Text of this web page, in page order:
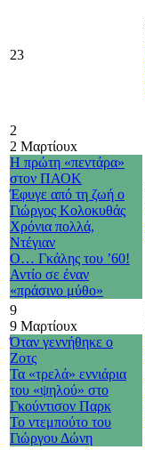
23
2
2 Μαρτίουx
H πρώτη «πεντάρα»
στον ΠΑΟΚ
Έφυγε από τη ζωή ο
Γιώργος Κολοκυθάς
Χρόνια πολλά,
Ντέγιαν
Ο… Γκάλης του ’60!
Αντίο σε έναν
«πράσινο μύθο»
9
9 Μαρτίουx
Όταν γεννήθηκε ο
Ζοτς
Τα «τρελά» εννιάρια
του «ψηλού» στο
Γκούντισον Παρκ
Το ντεμπούτο του
Γιώργου Δώνη